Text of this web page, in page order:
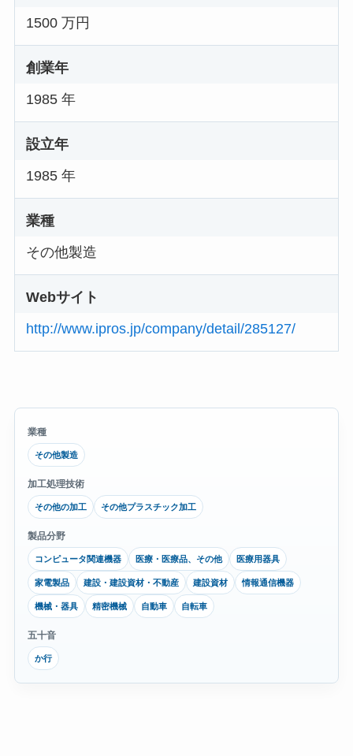
1500 万円
創業年
1985 年
設立年
1985 年
業種
その他製造
Webサイト
http://www.ipros.jp/company/detail/285127/
業種
その他製造
加工処理技術
その他の加工 その他プラスチック加工
製品分野
コンピュータ関連機器 医療・医療品、その他 医療用器具
家電製品 建設・建設資材・不動産 建設資材 情報通信機器
機械・器具 精密機械 自動車 自転車
五十音
か行